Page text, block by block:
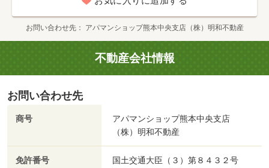
お問い合わせ先 アパマンショップ熊本中央支店（株）明和不動産
不動産会社情報
お問い合わせ先
商号
アパマンショップ熊本中央支店
（株）明和不動産
免許番号 国土交通大臣（３）第８４３２号